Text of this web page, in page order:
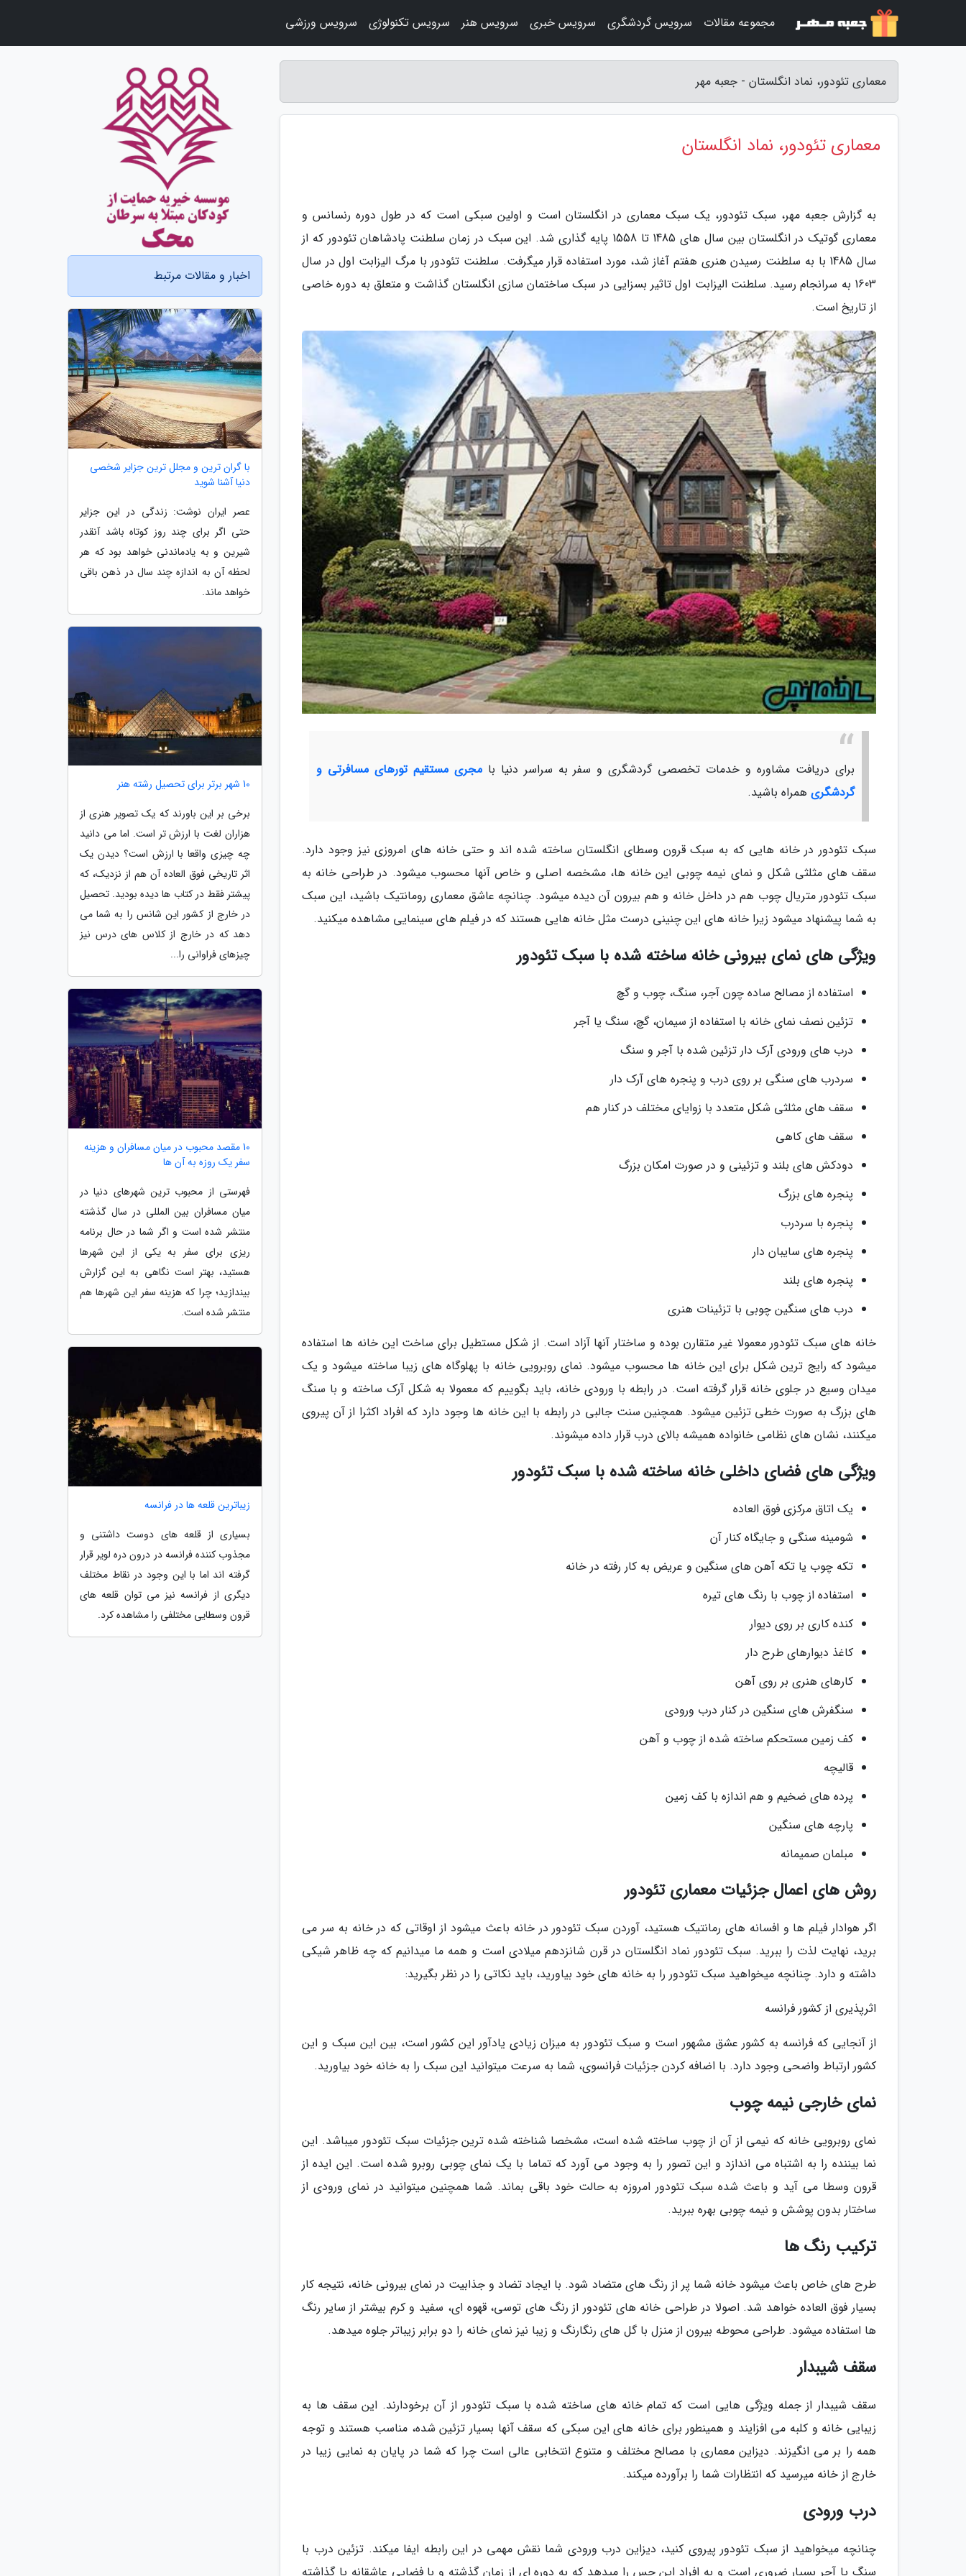
معماری تئودور، نماد انگلستان - جعبه مهر
معماری تئودور، نماد انگلستان
به گزارش جعبه مهر، سبک تئودور، یک سبک معماری در انگلستان است و اولین سبکی است که در طول دوره رنسانس و
معماری گوتیک در انگلستان بین سال های 1485 تا 1558 پایه گذاری شد. این سبک در زمان سلطنت پادشاهان تئودور که از
سال 1485 با به سلطنت رسیدن هنری هفتم آغاز شد، مورد استفاده قرار میگرفت. سلطنت تئودور با مرگ الیزابت اول در سال
1603 به سرانجام رسید. سلطنت الیزابت اول تاثیر بسزایی در سبک ساختمان سازی انگلستان گذاشت و متعلق به دوره خاصی
از تاریخ است.
برای دریافت مشاوره و خدمات تخصصی گردشگری و سفر به سراسر دنیا بامجری مستقیم تورهای مسافرتی و
گردشگری همراه باشید.
سبک تئودور در خانه هایی که به سبک قرون وسطای انگلستان ساخته شده اند و حتی خانه های امروزی نیز وجود دارد.
سقف های مثلثی شکل و نمای نیمه چوبی این خانه ها، مشخصه اصلی و خاص آنها محسوب میشود. در طراحی خانه به
سبک تئودور متریال چوب هم در داخل خانه و هم بیرون آن دیده میشود. چنانچه عاشق معماری رومانتیک باشید، این سبک
به شما پیشنهاد میشود زیرا خانه های این چنینی درست مثل خانه هایی هستند که در فیلم های سینمایی مشاهده میکنید.
ویژگی های نمای بیرونی خانه ساخته شده با سبک تئودور
استفاده از مصالح ساده چون آجر، سنگ، چوب و گچ
تزئین نصف نمای خانه با استفاده از سیمان، گچ، سنگ یا آجر
درب های ورودی آرک دار تزئین شده با آجر و سنگ
سردرب های سنگی بر روی درب و پنجره های آرک دار
سقف های مثلثی شکل متعدد با زوایای مختلف در کنار هم
سقف های کاهی
دودکش های بلند و تزئینی و در صورت امکان بزرگ
پنجره های بزرگ
پنجره با سردرب
پنجره های سایبان دار
پنجره های بلند
درب های سنگین چوبی با تزئینات هنری
خانه های سبک تئودور معمولا غیر متقارن بوده و ساختار آنها آزاد است. از شکل مستطیل برای ساخت این خانه ها استفاده
میشود که رایج ترین شکل برای این خانه ها محسوب میشود. نمای روبرویی خانه با پهلوگاه های زیبا ساخته میشود و یک
میدان وسیع در جلوی خانه قرار گرفته است. در رابطه با ورودی خانه، باید بگوییم که معمولا به شکل آرک ساخته و با سنگ
های بزرگ به صورت خطی تزئین میشود. همچنین سنت جالبی در رابطه با این خانه ها وجود دارد که افراد اکثرا از آن پیروی
میکنند، نشان های نظامی خانواده همیشه بالای درب قرار داده میشوند.
ویژگی های فضای داخلی خانه ساخته شده با سبک تئودور
یک اتاق مرکزی فوق العاده
شومینه سنگی و جایگاه کنار آن
تکه چوب یا تکه آهن های سنگین و عریض به کار رفته در خانه
استفاده از چوب با رنگ های تیره
کنده کاری بر روی دیوار
کاغذ دیوارهای طرح دار
کارهای هنری بر روی آهن
سنگفرش های سنگین در کنار درب ورودی
کف زمین مستحکم ساخته شده از چوب و آهن
قالیچه
پرده های ضخیم و هم اندازه با کف زمین
پارچه های سنگین
مبلمان صمیمانه
روش های اعمال جزئیات معماری تئودور
اگر هوادار فیلم ها و افسانه های رمانتیک هستید، آوردن سبک تئودور در خانه باعث میشود از اوقاتی که در خانه به سر می
برید، نهایت لذت را ببرید. سبک تئودور نماد انگلستان در قرن شانزدهم میلادی است و همه ما میدانیم که چه ظاهر شیکی
داشته و دارد. چنانچه میخواهید سبک تئودور را به خانه های خود بیاورید، باید نکاتی را در نظر بگیرید:
اثرپذیری از کشور فرانسه
از آنجایی که فرانسه به کشور عشق مشهور است و سبک تئودور به میزان زیادی یادآور این کشور است، بین این سبک و این
کشور ارتباط واضحی وجود دارد. با اضافه کردن جزئیات فرانسوی، شما به سرعت میتوانید این سبک را به خانه خود بیاورید.
نمای خارجی نیمه چوب
نمای روبرویی خانه که نیمی از آن از چوب ساخته شده است، مشخصا شناخته شده ترین جزئیات سبک تئودور میباشد. این
نما بیننده را به اشتباه می اندازد و این تصور را به وجود می آورد که تماما با یک نمای چوبی روبرو شده است. این ایده از
قرون وسطا می آید و باعث شده سبک تئودور امروزه به حالت خود باقی بماند. شما همچنین میتوانید در نمای ورودی از
ساختار بدون پوشش و نیمه چوبی بهره ببرید.
ترکیب رنگ ها
طرح های خاص باعث میشود خانه شما پر از رنگ های متضاد شود. با ایجاد تضاد و جذابیت در نمای بیرونی خانه، نتیجه کار
بسیار فوق العاده خواهد شد. اصولا در طراحی خانه های تئودور از رنگ های توسی، قهوه ای، سفید و کرم بیشتر از سایر رنگ
ها استفاده میشود. طراحی محوطه بیرون از منزل با گل های رنگارنگ و زیبا نیز نمای خانه را دو برابر زیباتر جلوه میدهد.
سقف شیبدار
سقف شیبدار از جمله ویژگی هایی است که تمام خانه های ساخته شده با سبک تئودور از آن برخودارند. این سقف ها به
زیبایی خانه و کلبه می افزایند و همینطور برای خانه های این سبکی که سقف آنها بسیار تزئین شده، مناسب هستند و توجه
همه را بر می انگیزند. دیزاین معماری با مصالح مختلف و متنوع انتخابی عالی است چرا که شما در پایان به نمایی زیبا در
خارج از خانه میرسید که انتظارات شما را برآورده میکند.
درب ورودی
چنانچه میخواهید از سبک تئودور پیروی کنید، دیزاین درب ورودی شما نقش مهمی در این رابطه ایفا میکند. تزئین درب با
سنگ یا آجر بسیار ضروری است و به افراد این حس را میدهد که به دوره ای از زمان گذشته و با فضایی عاشقانه پا گذاشته
اخبار و مقالات مرتبط
با گران ترین و مجلل ترین جزایر شخصی
دنیا آشنا شوید
عصر ایران نوشت: زندگی در این جزایر
حتی اگر برای چند روز کوتاه باشد آنقدر
شیرین و به یادماندنی خواهد بود که هر
لحظه آن به اندازه چند سال در ذهن باقی
خواهد ماند.
10 شهر برتر برای تحصیل رشته هنر
برخی بر این باورند که یک تصویر هنری از
هزاران لغت با ارزش تر است. اما می دانید
چه چیزی واقعا با ارزش است؟ دیدن یک
اثر تاریخی فوق العاده آن هم از نزدیک، که
پیشتر فقط در کتاب ها دیده بودید. تحصیل
در خارج از کشور این شانس را به شما می
دهد که در خارج از کلاس های درس نیز
چیزهای فراوانی را...
10 مقصد محبوب در میان مسافران و هزینه
سفر یک روزه به آن ها
فهرستی از محبوب ترین شهرهای دنیا در
میان مسافران بین المللی در سال گذشته
منتشر شده است و اگر شما در حال برنامه
ریزی برای سفر به یکی از این شهرها
هستید، بهتر است نگاهی به این گزارش
بیندازید؛ چرا که هزینه سفر این شهرها هم
منتشر شده است.
زیباترین قلعه ها در فرانسه
بسیاری از قلعه های دوست داشتنی و
مجذوب کننده فرانسه در درون دره لویر قرار
گرفته اند اما با این وجود در نقاط مختلف
دیگری از فرانسه نیز می توان قلعه های
قرون وسطایی مختلفی را مشاهده کرد.
مجموعه مقالات سرویس گردشگری سرویس خبری سرویس هنر سرویس تکنولوژی سرویس ورزشی